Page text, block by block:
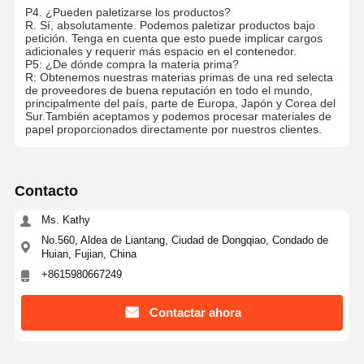
P4. ¿Pueden paletizarse los productos?
R. Sí, absolutamente. Podemos paletizar productos bajo
petición. Tenga en cuenta que esto puede implicar cargos
adicionales y requerir más espacio en el contenedor.
P5: ¿De dónde compra la materia prima?
R: Obtenemos nuestras materias primas de una red selecta
de proveedores de buena reputación en todo el mundo,
principalmente del país, parte de Europa, Japón y Corea del
Sur.También aceptamos y podemos procesar materiales de
papel proporcionados directamente por nuestros clientes.
Contacto
Ms. Kathy
No.560, Aldea de Liantang, Ciudad de Dongqiao, Condado de
Huian, Fujian, China
+8615980667249
Contactar ahora